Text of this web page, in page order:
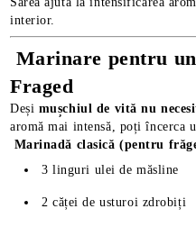
interior.
Marinare pentru
Fraged
Deși mușchiul de vită nu
aromă mai intensă, poți încerca
Marinadă clasică (pentru
3 linguri ulei de măsline
2 căței de usturoi zdrobiți